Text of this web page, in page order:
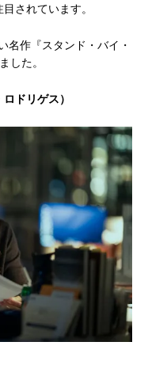
されています。
名作『スタンド・バイ・
した。
ドリゲス）